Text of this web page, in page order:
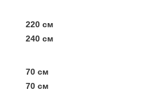
220 см
240 см
70 см
70 см